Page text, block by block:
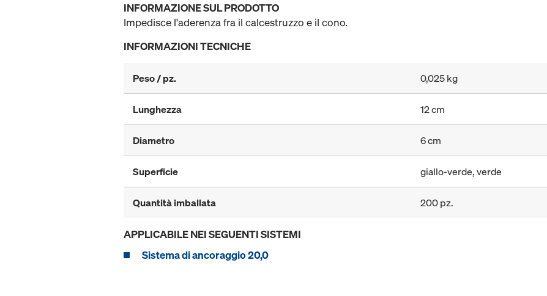
INFORMAZIONE SUL PRODOTTO
Impedisce l'aderenza fra il calcestruzzo e il cono.
INFORMAZIONI TECNICHE
Peso / pz. 0,025 kg
Lunghezza 12 cm
Diametro 6 cm
Superficie giallo-verde, verde
Quantità imballata 200 pz.
APPLICABILE NEI SEGUENTI SISTEMI
Sistema di ancoraggio 20,0